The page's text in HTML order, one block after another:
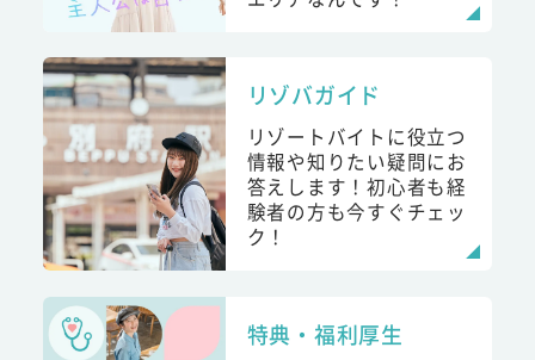
リゾバガイド
リゾートバイトに役立つ
情報や知りたい疑問にお
答えします！初心者も経
験者の方も今すぐチェッ
ク！
特典・福利厚生